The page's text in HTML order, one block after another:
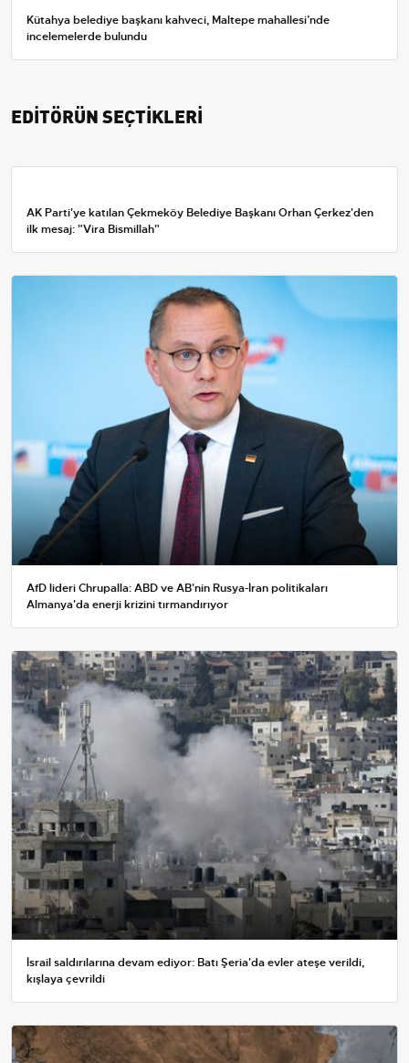
Kütahya belediye başkanı kahveci, Maltepe mahallesi’nde
incelemelerde bulundu
EDİTÖRÜN SEÇTİKLERİ
AK Parti'ye katılan Çekmeköy Belediye Başkanı Orhan Çerkez'den
ilk mesaj: "Vira Bismillah"
AfD lideri Chrupalla: ABD ve AB'nin Rusya-İran politikaları
Almanya'da enerji krizini tırmandırıyor
İsrail saldırılarına devam ediyor: Batı Şeria'da evler ateşe verildi,
kışlaya çevrildi